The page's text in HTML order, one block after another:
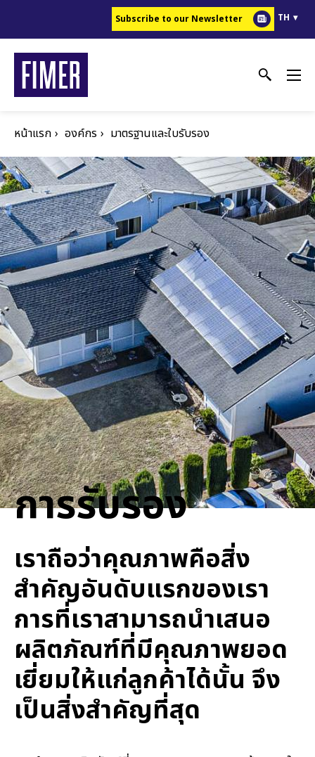
เนื้อหา
Subscribe to our Newsletter TH
หน้าแรก องค์กร มาตรฐานและใบรับรอง
การรับรอง
เราถือว่าคุณภาพคือสิ่ง
สำคัญอันดับแรกของเรา
การที่เราสามารถนำเสนอ
ผลิตภัณฑ์ที่มีคุณภาพยอด
เยี่ยมให้แก่ลูกค้าได้นั้น จึง
เป็นสิ่งสำคัญที่สุด